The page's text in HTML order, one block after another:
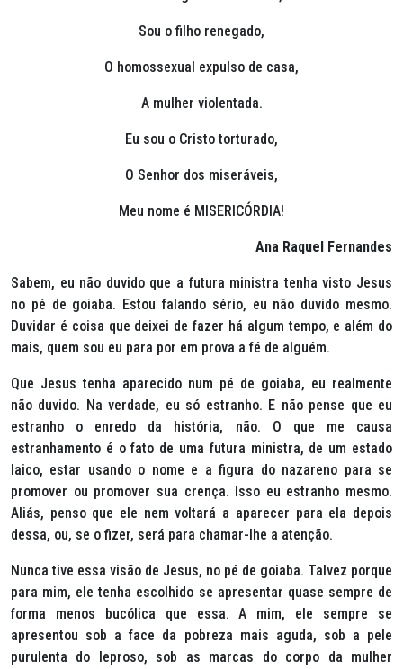
Sou o filho renegado,
O homossexual expulso de casa,
A mulher violentada.
Eu sou o Cristo torturado,
O Senhor dos miseráveis,
Meu nome é MISERICÓRDIA!
Ana Raquel Fernandes
Sabem, eu não duvido que a futura ministra tenha visto Jesus
no pé de goiaba. Estou falando sério, eu não duvido mesmo.
Duvidar é coisa que deixei de fazer há algum tempo, e além do
mais, quem sou eu para por em prova a fé de alguém.
Que Jesus tenha aparecido num pé de goiaba, eu realmente
não duvido. Na verdade, eu só estranho. E não pense que eu
estranho o enredo da história, não. O que me causa
estranhamento é o fato de uma futura ministra, de um estado
laico, estar usando o nome e a figura do nazareno para se
promover ou promover sua crença. Isso eu estranho mesmo.
Aliás, penso que ele nem voltará a aparecer para ela depois
dessa, ou, se o fizer, será para chamar-lhe a atenção.
Nunca tive essa visão de Jesus, no pé de goiaba. Talvez porque
para mim, ele tenha escolhido se apresentar quase sempre de
forma menos bucólica que essa. A mim, ele sempre se
apresentou sob a face da pobreza mais aguda, sob a pele
purulenta do leproso, sob as marcas do corpo da mulher